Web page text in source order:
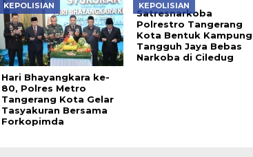
KEPOLISIAN
Hari Bhayangkara ke-
80, Polres Metro
Tangerang Kota Gelar
Tasyakuran Bersama
Forkopimda
KEPOLISIAN
Satresnarkoba
Polrestro Tangerang
Kota Bentuk Kampung
Tangguh Jaya Bebas
Narkoba di Ciledug